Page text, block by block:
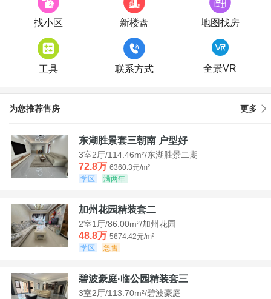
找小区 新楼盘 地图找房
工具 联系方式 全景VR
为您推荐售房 更多
东湖胜景套三朝南 户型好
3室2厅/114.46m²/东湖胜景二期
72.8万 6360.3元/m²
学区
满两年
加州花园精装套二
2室1厅/86.00m²/加州花园
48.8万 5674.42元/m²
学区
急售
碧波豪庭·临公园精装套三
3室2厅/113.70m²/碧波豪庭